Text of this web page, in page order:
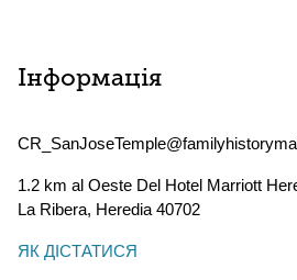
Інформація
1.2 km al Oeste Del Hotel Marriott
La Ribera, Heredia 40702
ЯК ДІСТАТИСЯ